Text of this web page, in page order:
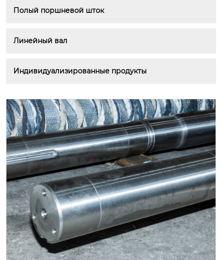
Полый поршневой шток
Линейный вал
Индивидуализированные продукты